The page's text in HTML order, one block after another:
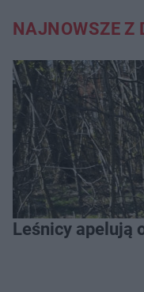
NAJNOWSZE Z
Leśnicy apelują